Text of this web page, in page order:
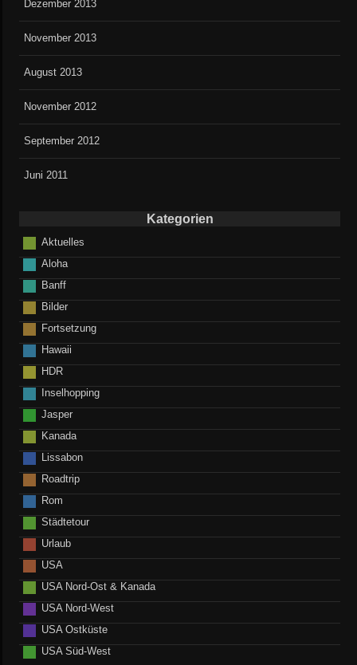
Dezember 2013
November 2013
August 2013
November 2012
September 2012
Juni 2011
Kategorien
Aktuelles
Aloha
Banff
Bilder
Fortsetzung
Hawaii
HDR
Inselhopping
Jasper
Kanada
Lissabon
Roadtrip
Rom
Städtetour
Urlaub
USA
USA Nord-Ost & Kanada
USA Nord-West
USA Ostküste
USA Süd-West